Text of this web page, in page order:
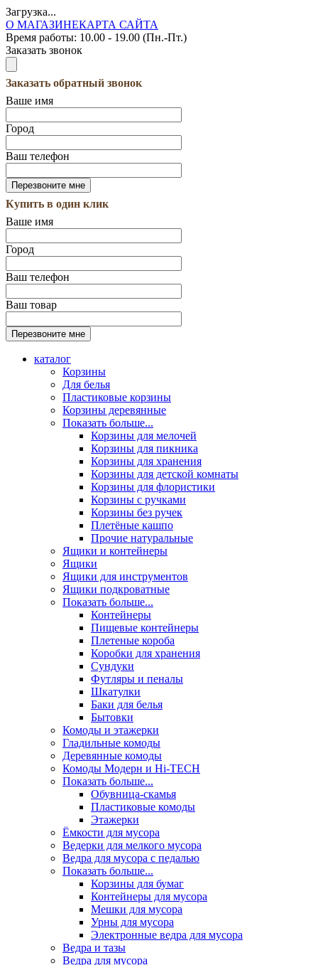
Загрузка...
О МАГАЗИНЕКАРТА САЙТА
Время работы: 10.00 - 19.00 (Пн.-Пт.)
Заказать звонок
Заказать обратный звонок
Ваше имя
Город
Ваш телефон
Купить в один клик
Ваше имя
Город
Ваш телефон
Ваш товар
каталог
Корзины
Для белья
Пластиковые корзины
Корзины деревянные
Показать больше...
Корзины для мелочей
Корзины для пикника
Корзины для хранения
Корзины для детской комнаты
Корзины для флористики
Корзины с ручками
Корзины без ручек
Плетёные кашпо
Прочие натуральные
Ящики и контейнеры
Ящики
Ящики для инструментов
Ящики подкроватные
Показать больше...
Контейнеры
Пищевые контейнеры
Плетеные короба
Коробки для хранения
Сундуки
Футляры и пеналы
Шкатулки
Баки для белья
Бытовки
Комоды и этажерки
Гладильные комоды
Деревянные комоды
Комоды Модерн и Hi-TECH
Показать больше...
Обувница-скамья
Пластиковые комоды
Этажерки
Ёмкости для мусора
Ведерки для мелкого мусора
Ведра для мусора с педалью
Показать больше...
Корзины для бумаг
Контейнеры для мусора
Мешки для мусора
Урны для мусора
Электронные ведра для мусора
Ведра и тазы
Ведра для мусора